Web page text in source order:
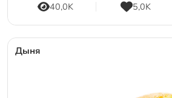
40,0K 5,0K
Дыня